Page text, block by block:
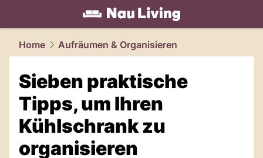
living.NAU.ch
Home Aufräumen & Organisieren
Sieben praktische
Tipps, um Ihren
Kühlschrank zu
organisieren